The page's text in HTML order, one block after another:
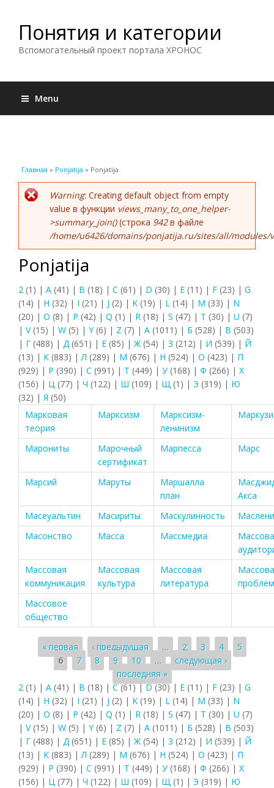
Понятия и категории
Вспомогательный проект портала ХРОНОС
Menu
Вы здесь
Главная » Ponjatija » Ponjatija
Сообщение об ошибке
Warning: Creating default object from empty
value в функции views_many_to_one_helper-
>summary_join()(строка 942в файле
/home/u6426/domains/ponjatija.ru/sites/all/modules/
Ponjatija
2 (1) | A (41) | B (18) | C (61) | D (30) | E (11) | F (23) | G
(14) | H (32) | I (21) | J (2) | K (19) | L (14) | M (33) | N
(20) | O (8) | P (42) | Q (1) | R (18) | S (47) | T (30) | U (7)
| V(15) | W (5) | Y(6) | Z (7) | А (1011) | Б (528) | В (503)
| Г (488) | Д (651) | Е (85) | Ж (54) | З (212) | И (539) | Й
(13) | К (883) | Л (289) | М (676) | Н (524) | О (423) | П
(929) | Р (390) | С (991) | Т (449) | У (168) | Ф (266) | Х
(156) | Ц (77) | Ч (122) | Ш (109) | Щ (1) | Э (319) | Ю
(32) | Я (50)
Марковая
теория
Марксизм
Марксизм-
ленинизм
Марониты
Марочный
сертификат
Марпесса Марс
Марсий Маруты
Маршалла
план
Акса
Масеуальтин
Масириты Маскулинность
Масонство
Масса Массмедиа
Массовая
коммуникация
Массовая
культура
Массовая
литература
Массовое
общество
Страницы
« первая ‹ предыдущая … 2 3 4
5
6
7 8 9 10 …
следующая ›
последняя »
2 (1) | A (41) | B (18) | C(61)|D(30) | E (11) | F (23) | G
(14) | H (32) | I (21) | J (2) | K (19) | L (14) | M (33) | N
(20) | O (8) | P (42) | Q (1) | R (18) | S (47) | T (30) | U (7)
| V(15) | W (5) | Y(6) | Z (7) | А (1011) | Б (528) | В (503)
| Г (488) | Д (651) | Е (85) | Ж (54) | З (212) | И (539) | Й
(13) | К (883) | Л (289) | М (676) | Н (524) | О (423) | П
(929) | Р (390) | С (991) | Т (449) | У (168) | Ф (266) | Х
(156) | Ц (77) | Ч (122) | Ш (109) | Щ (1) | Э (319) | Ю